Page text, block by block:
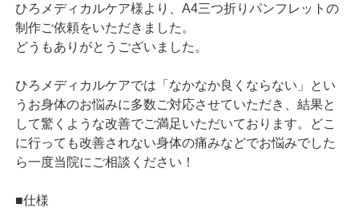
ひろメディカルケア様より、A4三つ折りパンフレットの
制作ご依頼をいただきました。
どうもありがとうございました。
ひろメディカルケアでは「なかなか良くならない」とい
うお身体のお悩みに多数ご対応させていただき、結果と
して驚くような改善でご満足いただいております。どこ
に行っても改善されない身体の痛みなどでお悩みでした
ら一度当院にご相談ください！
■仕様